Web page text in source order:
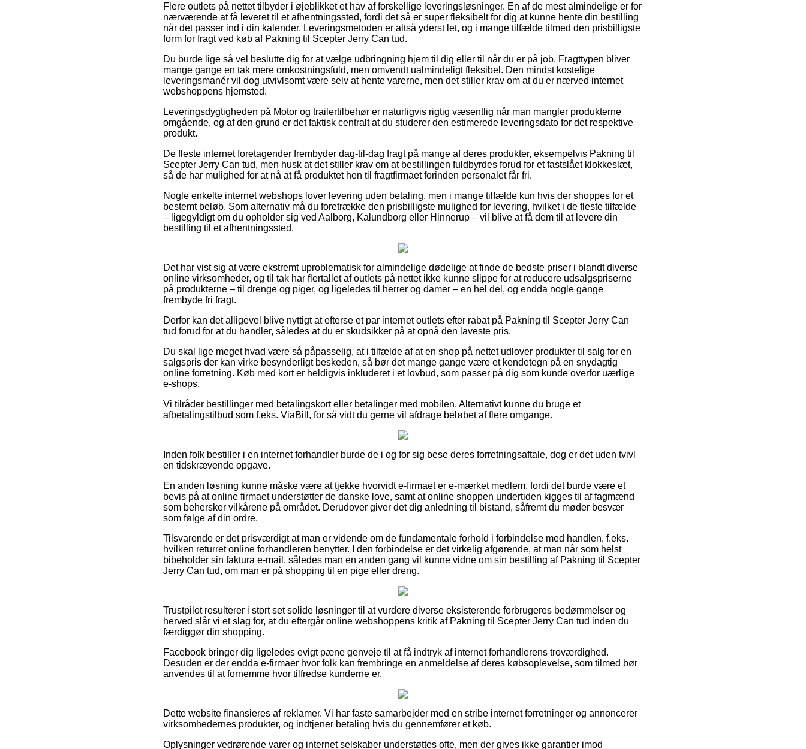
Flere outlets på nettet tilbyder i øjeblikket et hav af forskellige leveringsløsninger. En af de mest almindelige er for
nærværende at få leveret til et afhentningssted, fordi det så er super fleksibelt for dig at kunne hente din bestilling
når det passer ind i din kalender. Leveringsmetoden er altså yderst let, og i mange tilfælde tilmed den prisbilligste
form for fragt ved køb af Pakning til Scepter Jerry Can tud.
Du burde lige så vel beslutte dig for at vælge udbringning hjem til dig eller til når du er på job. Fragttypen bliver
mange gange en tak mere omkostningsfuld, men omvendt ualmindeligt fleksibel. Den mindst kostelige
leveringsmanér vil dog utvivlsomt være selv at hente varerne, men det stiller krav om at du er nærved internet
webshoppens hjemsted.
Leveringsdygtigheden på Motor og trailertilbehør er naturligvis rigtig væsentlig når man mangler produkterne
omgående, og af den grund er det faktisk centralt at du studerer den estimerede leveringsdato for det respektive
produkt.
De fleste internet foretagender frembyder dag-til-dag fragt på mange af deres produkter, eksempelvis Pakning til
Scepter Jerry Can tud, men husk at det stiller krav om at bestillingen fuldbyrdes forud for et fastslået klokkeslæt,
så de har mulighed for at nå at få produktet hen til fragtfirmaet forinden personalet får fri.
Nogle enkelte internet webshops lover levering uden betaling, men i mange tilfælde kun hvis der shoppes for et
bestemt beløb. Som alternativ må du foretrække den prisbilligste mulighed for levering, hvilket i de fleste tilfælde
– ligegyldigt om du opholder sig ved Aalborg, Kalundborg eller Hinnerup – vil blive at få dem til at levere din
bestilling til et afhentningssted.
Det har vist sig at være ekstremt uproblematisk for almindelige dødelige at finde de bedste priser i blandt diverse
online virksomheder, og til tak har flertallet af outlets på nettet ikke kunne slippe for at reducere udsalgspriserne
på produkterne – til drenge og piger, og ligeledes til herrer og damer – en hel del, og endda nogle gange
frembyde fri fragt.
Derfor kan det alligevel blive nyttigt at efterse et par internet outlets efter rabat på Pakning til Scepter Jerry Can
tud forud for at du handler, således at du er skudsikker på at opnå den laveste pris.
Du skal lige meget hvad være så påpasselig, at i tilfælde af at en shop på nettet udlover produkter til salg for en
salgspris der kan virke besynderligt beskeden, så bør det mange gange være et kendetegn på en snydagtig
online forretning. Køb med kort er heldigvis inkluderet i et lovbud, som passer på dig som kunde overfor uærlige
e-shops.
Vi tilråder bestillinger med betalingskort eller betalinger med mobilen. Alternativt kunne du bruge et
afbetalingstilbud som f.eks. ViaBill, for så vidt du gerne vil afdrage beløbet af flere omgange.
Inden folk bestiller i en internet forhandler burde de i og for sig bese deres forretningsaftale, dog er det uden tvivl
en tidskrævende opgave.
En anden løsning kunne måske være at tjekke hvorvidt e-firmaet er e-mærket medlem, fordi det burde være et
bevis på at online firmaet understøtter de danske love, samt at online shoppen undertiden kigges til af fagmænd
som behersker vilkårene på området. Derudover giver det dig anledning til bistand, såfremt du møder besvær
som følge af din ordre.
Tilsvarende er det prisværdigt at man er vidende om de fundamentale forhold i forbindelse med handlen, f.eks.
hvilken returret online forhandleren benytter. I den forbindelse er det virkelig afgørende, at man når som helst
bibeholder sin faktura e-mail, således man en anden gang vil kunne vidne om sin bestilling af Pakning til Scepter
Jerry Can tud, om man er på shopping til en pige eller dreng.
Trustpilot resulterer i stort set solide løsninger til at vurdere diverse eksisterende forbrugeres bedømmelser og
herved slår vi et slag for, at du eftergår online webshoppens kritik af Pakning til Scepter Jerry Can tud inden du
færdiggør din shopping.
Facebook bringer dig ligeledes evigt pæne genveje til at få indtryk af internet forhandlerens troværdighed.
Desuden er der endda e-firmaer hvor folk kan frembringe en anmeldelse af deres købsoplevelse, som tilmed bør
anvendes til at fornemme hvor tilfredse kunderne er.
Dette website finansieres af reklamer. Vi har faste samarbejder med en stribe internet forretninger og annoncerer
virksomhedernes produkter, og indtjener betaling hvis du gennemfører et køb.
Oplysninger vedrørende varer og internet selskaber understøttes ofte, men der gives ikke garantier imod